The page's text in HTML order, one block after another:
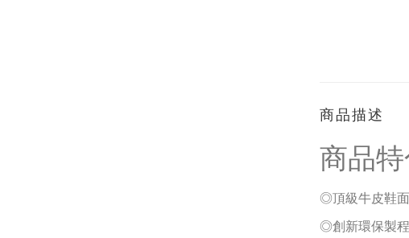
商品描述
商品
◎頂級牛皮鞋
◎創新環保製程